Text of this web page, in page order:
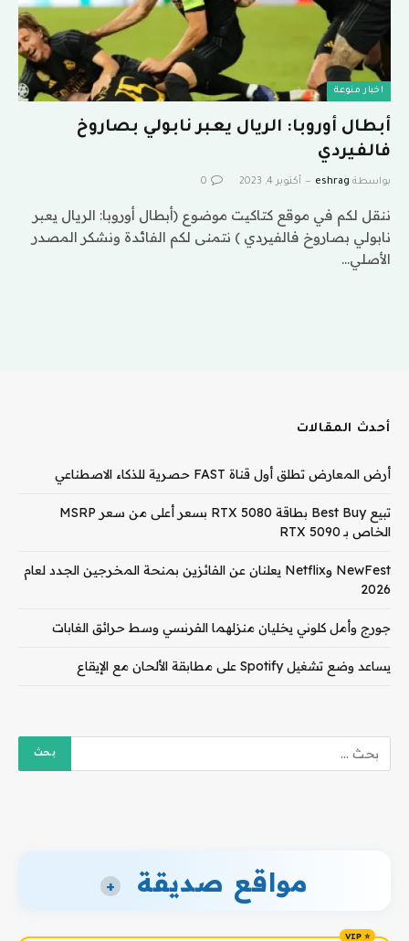
اخبار منوعة
أبطال أوروبا: الريال يعبر نابولي بصاروخ
فالفيردي
بواسطة eshrag أكتوبر 4, 2023 0
ننقل لكم في موقع كتاكيت موضوع (أبطال أوروبا: الريال يعبر
نابولي بصاروخ فالفيردي ) نتمنى لكم الفائدة ونشكر المصدر
الأصلي…
أحدث المقالات
أرض المعارض تطلق أول قناة FAST حصرية للذكاء الاصطناعي
تبيع Best Buy بطاقة RTX 5080 بسعر أعلى من سعر MSRP
الخاص بـ RTX 5090
NewFest وNetflix يعلنان عن الفائزين بمنحة المخرجين الجدد لعام
2026
جورج وأمل كلوني يخليان منزلهما الفرنسي وسط حرائق الغابات
يساعد وضع تشغيل Spotify على مطابقة الألحان مع الإيقاع
مواقع صديقة +